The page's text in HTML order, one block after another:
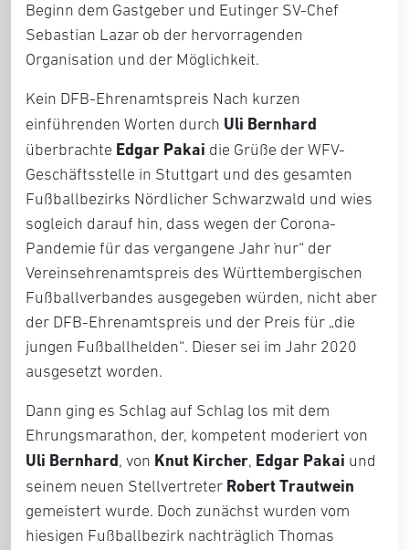
Beginn dem Gastgeber und Eutinger SV-Chef
Sebastian Lazar ob der hervorragenden
Organisation und der Möglichkeit.
Kein DFB-Ehrenamtspreis Nach kurzen
einführenden Worten durch Uli Bernhard
überbrachte Edgar Pakai die Grüße der WFV-
Geschäftsstelle in Stuttgart und des gesamten
Fußballbezirks Nördlicher Schwarzwald und wies
sogleich darauf hin, dass wegen der Corona-
Pandemie für das vergangene Jahr „nur“ der
Vereinsehrenamtspreis des Württembergischen
Fußballverbandes ausgegeben würden, nicht aber
der DFB-Ehrenamtspreis und der Preis für „die
jungen Fußballhelden“. Dieser sei im Jahr 2020
ausgesetzt worden.
Dann ging es Schlag auf Schlag los mit dem
Ehrungsmarathon, der, kompetent moderiert von
Uli Bernhard, von Knut Kircher, Edgar Pakai und
seinem neuen Stellvertreter Robert Trautwein
gemeistert wurde. Doch zunächst wurden vom
hiesigen Fußballbezirk nachträglich Thomas